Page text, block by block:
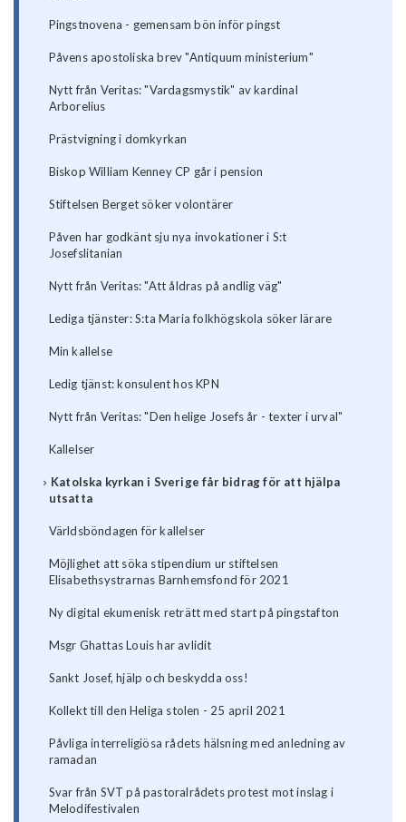
Pingstnovena - gemensam bön inför pingst
Påvens apostoliska brev "Antiquum ministerium"
Nytt från Veritas: "Vardagsmystik" av kardinal
Arborelius
Prästvigning i domkyrkan
Biskop William Kenney CP går i pension
Stiftelsen Berget söker volontärer
Påven har godkänt sju nya invokationer i S:t
Josefslitanian
Nytt från Veritas: "Att åldras på andlig väg"
Lediga tjänster: S:ta Maria folkhögskola söker lärare
Min kallelse
Ledig tjänst: konsulent hos KPN
Nytt från Veritas: "Den helige Josefs år - texter i urval"
Kallelser
Katolska kyrkan i Sverige får bidrag för att hjälpa
utsatta
Världsböndagen för kallelser
Möjlighet att söka stipendium ur stiftelsen
Elisabethsystrarnas Barnhemsfond för 2021
Ny digital ekumenisk reträtt med start på pingstafton
Msgr Ghattas Louis har avlidit
Sankt Josef, hjälp och beskydda oss!
Kollekt till den Heliga stolen - 25 april 2021
Påvliga interreligiösa rådets hälsning med anledning av
ramadan
Svar från SVT på pastoralrådets protest mot inslag i
Melodifestivalen